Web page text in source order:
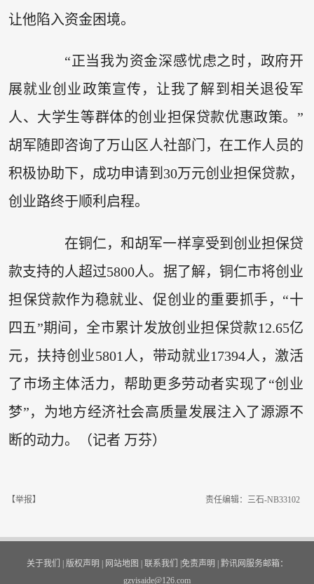
让他陷入资金困境。
“正当我为资金深感忧虑之时，政府开
展就业创业政策宣传，让我了解到相关退役军
人、大学生等群体的创业担保贷款优惠政策。”
胡军随即咨询了万山区人社部门，在工作人员的
积极协助下，成功申请到30万元创业担保贷款，
创业路终于顺利启程。
在铜仁，和胡军一样享受到创业担保贷
款支持的人超过5800人。据了解，铜仁市将创业
担保贷款作为稳就业、促创业的重要抓手，“十
四五”期间，全市累计发放创业担保贷款12.65亿
元，扶持创业5801人，带动就业17394人，激活
了市场主体活力，帮助更多劳动者实现了“创业
梦”，为地方经济社会高质量发展注入了源源不
断的动力。（记者 万芬）
【举报】 责任编辑：三石-NB33102
关于我们 版权声明 网站地图 联系我们 免责声明
黔讯网服务邮箱：
gzyisaide@126.com